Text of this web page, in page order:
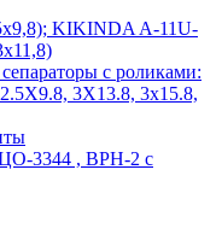
KIKINDA A-11U-
с роликами:
3X13.8, 3х15.8,
3344 , ВРН-2 с